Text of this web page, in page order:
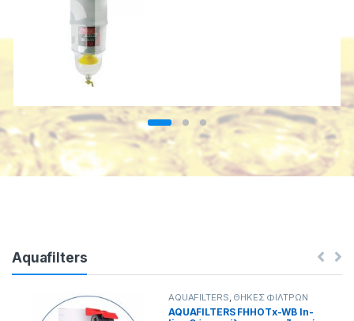
Aquafilters
AQUAFILTERS, ΘΗΚΕΣ ΦΙΛΤΡΩΝ
AQUAFILTERS FHHOTx-WB In-